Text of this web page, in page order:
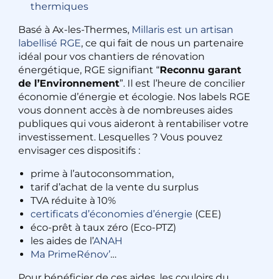
thermiques
Basé à Ax-les-Thermes, Millaris est un artisan
labellisé RGE, ce qui fait de nous un partenaire
idéal pour vos chantiers de rénovation
énergétique, RGE signifiant “Reconnu garant
de l’Environnement”. Il est l’heure de concilier
économie d’énergie et écologie. Nos labels RGE
vous donnent accès à de nombreuses aides
publiques qui vous aideront à rentabiliser votre
investissement. Lesquelles ? Vous pouvez
envisager ces dispositifs :
prime à l’autoconsommation,
tarif d’achat de la vente du surplus
TVA réduite à 10%
certificats d’économies d’énergie (CEE)
éco-prêt à taux zéro (Eco-PTZ)
les aides de l’ANAH
Ma PrimeRénov’…